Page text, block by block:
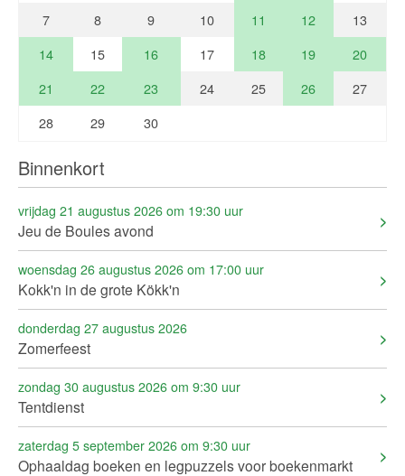
7
8 9 10 11 12
13
14
15 16 17 18 19
20
21
22 23 24 25 26
27
28
29 30
Binnenkort
vrijdag 21 augustus 2026 om 19:30 uur
Jeu de Boules avond
woensdag 26 augustus 2026 om 17:00 uur
Kokk'n in de grote Kökk'n
donderdag 27 augustus 2026
Zomerfeest
zondag 30 augustus 2026 om 9:30 uur
Tentdienst
zaterdag 5 september 2026 om 9:30 uur
Ophaaldag boeken en legpuzzels voor boekenmarkt